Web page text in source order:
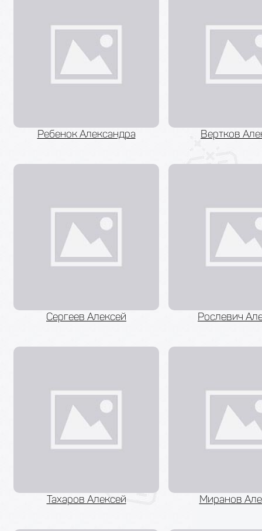
Ребенок Александра Вертков
Сергеев Алексей Рослевич
Тахаров Алексей Миранов